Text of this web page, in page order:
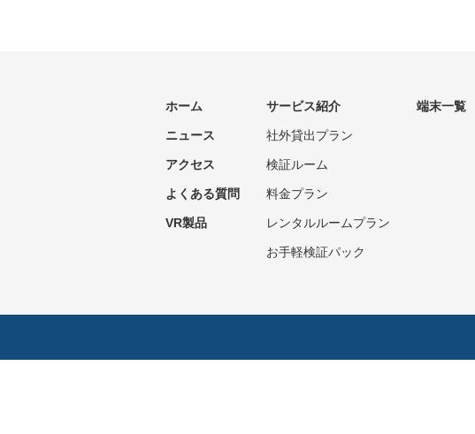
ホーム
ニュース
アクセス
よくある質問
VR製品
サービス紹介
社外貸出プラン
検証ルーム
料金プラン
レンタルルームプラン
お手軽検証パック
端末一覧